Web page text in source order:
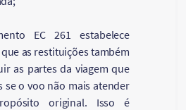
EC 261 estabelece
as restituições também
as partes da viagem que
se o voo não mais atender
original. Isso é